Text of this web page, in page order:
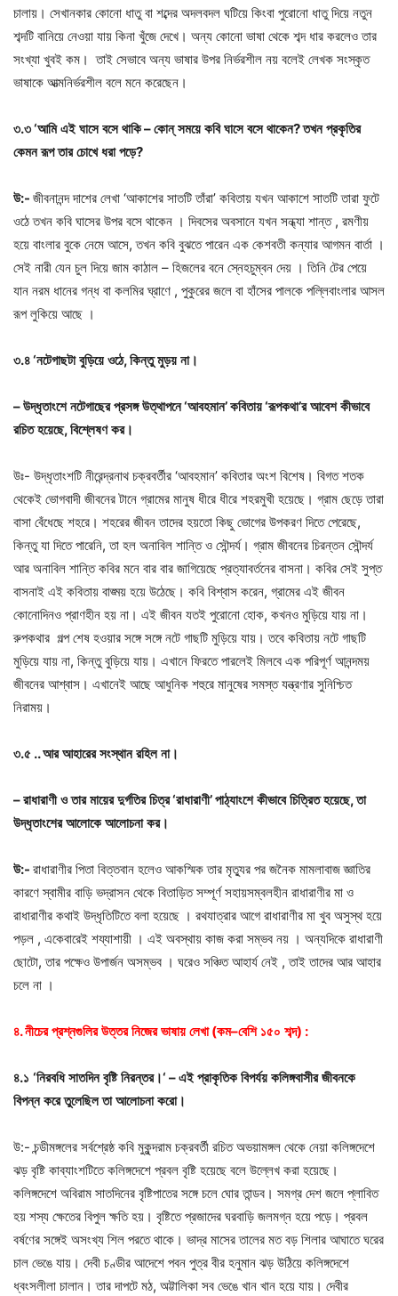
চালায়। সেখানকার কোনো ধাতু বা শব্দের অদলবদল ঘটিয়ে কিংবা পুরোনো ধাতু দিয়ে নতুন
শব্দটি বানিয়ে নেওয়া যায় কিনা খুঁজে দেখে। অন্য কোনো ভাষা থেকে শব্দ ধার করলেও তার
সংখ্যা খুবই কম। তাই সেভাবে অন্য ভাষার উপর নির্ভরশীল নয় বলেই লেখক সংস্কৃত
ভাষাকে আত্মনির্ভরশীল বলে মনে করেছেন।
৩.৩‘আমি এই ঘাসে বসে থাকি–কোন্ সময়ে কবি ঘাসে বসে থাকেন?তখন প্রকৃতির
কেমন রূপ তার চোখে ধরা পড়ে?
উ:- জীবনানন্দ দাশের লেখা ‘আকাশের সাতটি তাঁরা’ কবিতায় যখন আকাশে সাতটি তারা ফুটে
ওঠে তখন কবি ঘাসের উপর বসে থাকেন । দিবসের অবসানে যখন সন্ধ্যা শান্ত , রমণীয়
হয়ে বাংলার বুকে নেমে আসে, তখন কবি বুঝতে পারেন এক কেশবতী কন্যার আগমন বার্তা ।
সেই নারী যেন চুল দিয়ে জাম কাঠাল – হিজলের বনে স্নেহচুম্বন দেয় । তিনি টের পেয়ে
যান নরম ধানের গন্ধ বা কলমির ঘ্রাণে , পুকুরের জলে বা হাঁসের পালকে পল্লিবাংলার আসল
রূপ লুকিয়ে আছে ।
৩.৪‘নটেগাছটা বুড়িয়ে ওঠে,কিন্তু মুড়য় না।
–উদ্ধৃতাংশে নটেগাছের প্রসঙ্গ উত্থাপনে‘আবহমান’কবিতায়‘রূপকথা’র আবেশ কীভাবে
রচিত হয়েছে,বিশ্লেষণ কর।
উঃ- উদ্ধৃতাংশটি নীরেন্দ্রনাথ চক্রবর্তীর ‘আবহমান’ কবিতার অংশ বিশেষ। বিগত শতক
থেকেই ভোগবাদী জীবনের টানে গ্রামের মানুষ ধীরে ধীরে শহরমুখী হয়েছে। গ্রাম ছেড়ে তারা
বাসা বেঁধেছে শহরে। শহরের জীবন তাদের হয়তো কিছু ভোগের উপকরণ দিতে পেরেছে,
কিন্তু যা দিতে পারেনি, তা হল অনাবিল শান্তি ও সৌন্দর্য। গ্রাম জীবনের চিরন্তন সৌন্দর্য
আর অনাবিল শান্তি কবির মনে বার বার জাগিয়েছে প্রত্যাবর্তনের বাসনা। কবির সেই সুপ্ত
বাসনাই এই কবিতায় বাঙ্ময় হয়ে উঠেছে। কবি বিশ্বাস করেন, গ্রামের এই জীবন
কোনোদিন‌ও প্রাণহীন হয় না। এই জীবন যত‌ই পুরোনো হোক, কখনও মুড়িয়ে যায় না।
রুপকথার গল্প শেষ হওয়ার সঙ্গে সঙ্গে নটে গাছটি মুড়িয়ে যায়। তবে কবিতায় নটে গাছটি
মুড়িয়ে যায় না, কিন্তু বুড়িয়ে যায়। এখানে ফিরতে পারলেই মিলবে এক পরিপূর্ণ আনন্দময়
জীবনের আশ্বাস। এখানেই আছে আধুনিক শহুরে মানুষের সমস্ত যন্ত্রণার সুনিশ্চিত
নিরাময়।
৩.৫ ..আর আহারের সংস্থান রহিল না।
–রাধারাণী ও তার মায়ের দুর্গতির চিত্র‘রাধারাণী’পাঠ্যাংশে কীভাবে চিত্রিত হয়েছে,তা
উদ্ধৃতাংশের আলোকে আলোচনা কর।
উ:- রাধারাণীর পিতা বিত্তবান হলেও আকস্মিক তার মৃত্যুর পর জনৈক মামলাবাজ জ্ঞাতির
কারণে স্বামীর বাড়ি ভদ্রাসন থেকে বিতাড়িত সম্পূর্ণ সহায়সম্বলহীন রাধারাণীর মা ও
রাধারাণীর কথাই উদ্ধৃতিটিতে বলা হয়েছে । রথযাত্রার আগে রাধারাণীর মা খুব অসুস্থ হয়ে
পড়ল , একেবারেই শয্যাশায়ী । এই অবস্থায় কাজ করা সম্ভব নয় । অন্যদিকে রাধারাণী
ছোটো, তার পক্ষেও উপার্জন অসম্ভব । ঘরেও সঞ্চিত আহার্য নেই , তাই তাদের আর আহার
চলে না ।
৪.নীচের প্রশ্নগুলির উত্তর নিজের ভাষায় লেখা(কম–বেশি ১৫০ শব্দ) :
৪.১ ‘নিরবধি সাতদিন বৃষ্টি নিরন্তর।‘ –এই প্রাকৃতিক বিপর্যয় কলিঙ্গবাসীর জীবনকে
বিপন্ন করে তুলেছিল তা আলোচনা করো।
উ:- চন্ডীমঙ্গলের সর্বশ্রেষ্ঠ কবি মুকুন্দরাম চক্রবর্তী রচিত অভয়ামঙ্গল থেকে নেয়া কলিঙ্গদেশে
ঝড় বৃষ্টি কাব্যাংশটিতে কলিঙ্গদেশে প্রবল বৃষ্টি হয়েছে বলে উল্লেখ করা হয়েছে।
কলিঙ্গদেশে অবিরাম সাতদিনের বৃষ্টিপাতের সঙ্গে চলে ঘোর তান্ডব। সমগ্র দেশ জলে প্লাবিত
হয় শস্য ক্ষেতের বিপুল ক্ষতি হয়। বৃষ্টিতে প্রজাদের ঘরবাড়ি জলমগ্ন হয়ে পড়ে। প্রবল
বর্ষণের সঙ্গেই অসংখ্য শিল পরতে থাকে। ভাদ্র মাসের তালের মত বড় শিলার আঘাতে ঘরের
চাল ভেঙে যায়। দেবী চণ্ডীর আদেশে পবন পুত্র বীর হনুমান ঝড় উঠিয়ে কলিঙ্গদেশে
ধ্বংসলীলা চালান। তার দাপটে মঠ, অট্টালিকা সব ভেঙে খান খান হয়ে যায়। দেবীর